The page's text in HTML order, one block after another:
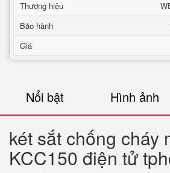
Thương hiệu
Bảo hành
Giá
Nổi bật Hình ảnh
két sắt chống cháy
KCC150 điện tử